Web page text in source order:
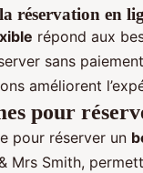
réservation en
répond aux
sans
améliorent
pour
pour réserver un
Mrs Smith,